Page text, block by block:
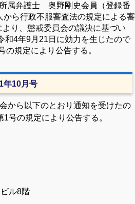
属弁護士 奥野剛史会員（登録番
ら行政不服審査法の規定による審
り、懲戒委員会の議決に基づい
和4年9月21日に効力を生じたので
規定により公告する。
年10月号
から以下のとおり通知を受けたの
号の規定により公告する。
ル8階